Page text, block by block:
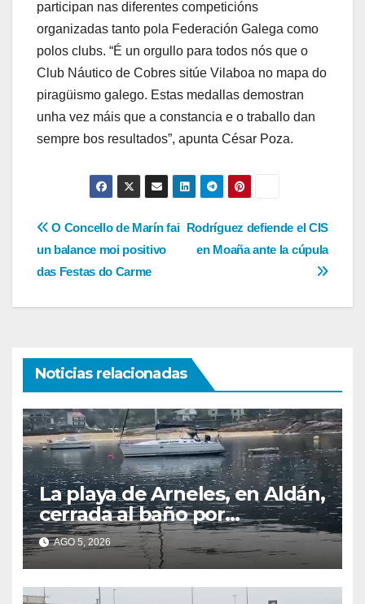
participan nas diferentes competicións
organizadas tanto pola Federación Galega como
polos clubs. “É un orgullo para todos nós que o
Club Náutico de Cobres sitúe Vilaboa no mapa do
piragüismo galego. Estas medallas demostran
unha vez máis que a constancia e o traballo dan
sempre bos resultados”, apunta César Poza.
Navegación
de
entradas
Rodríguez defiende el CIS
en Moaña ante la cúpula
O Concello de Marín fai
un balance moi positivo
das Festas do Carme
Noticias relacionadas
La playa de Arneles, en Aldán,
cerrada al baño por
contaminación del agua tras
detectarse restos fecales
AGO 5, 2026